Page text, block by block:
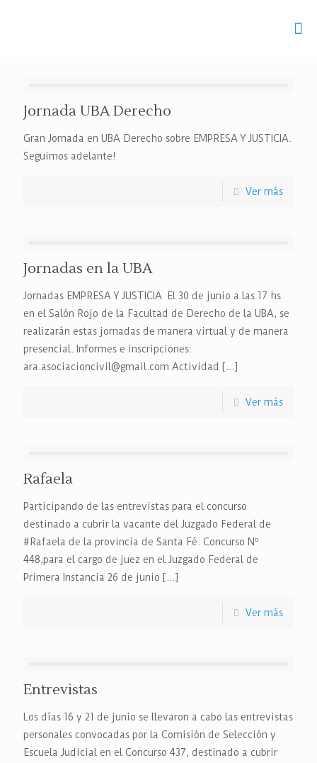
Jornada UBA Derecho
Gran Jornada en UBA Derecho sobre EMPRESA Y JUSTICIA.
Seguimos adelante!
Ver más
Jornadas en la UBA
Jornadas EMPRESA Y JUSTICIA El 30 de junio a las 17 hs
en el Salón Rojo de la Facultad de Derecho de la UBA, se
realizarán estas jornadas de manera virtual y de manera
presencial. Informes e inscripciones:
ara.asociacioncivil@gmail.com Actividad […]
Ver más
Rafaela
Participando de las entrevistas para el concurso
destinado a cubrir la vacante del Juzgado Federal de
#Rafaela de la provincia de Santa Fé. Concurso Nº
448,para el cargo de juez en el Juzgado Federal de
Primera Instancia 26 de junio […]
Ver más
Entrevistas
Los días 16 y 21 de junio se llevaron a cabo las entrevistas
personales convocadas por la Comisión de Selección y
Escuela Judicial en el Concurso 437, destinado a cubrir